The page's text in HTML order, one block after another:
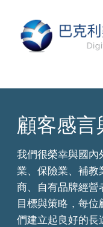
顧客感言
我們很榮幸與國內
業、保險業、補教
商、自有品牌經營
目標與策略，每
們建立起良好的長